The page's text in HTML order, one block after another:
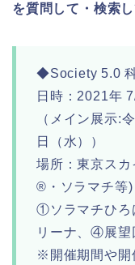
を質問して・検索
◆Society 5.0
日時：2021年
（メイン展示:
日（水））
場所：東京ス
®・ソラマチ等)
①ソラマチひ
リーナ、④展望
※開催期間や開